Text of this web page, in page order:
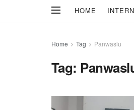
HOME
Home Tag Panwaslu
Tag: